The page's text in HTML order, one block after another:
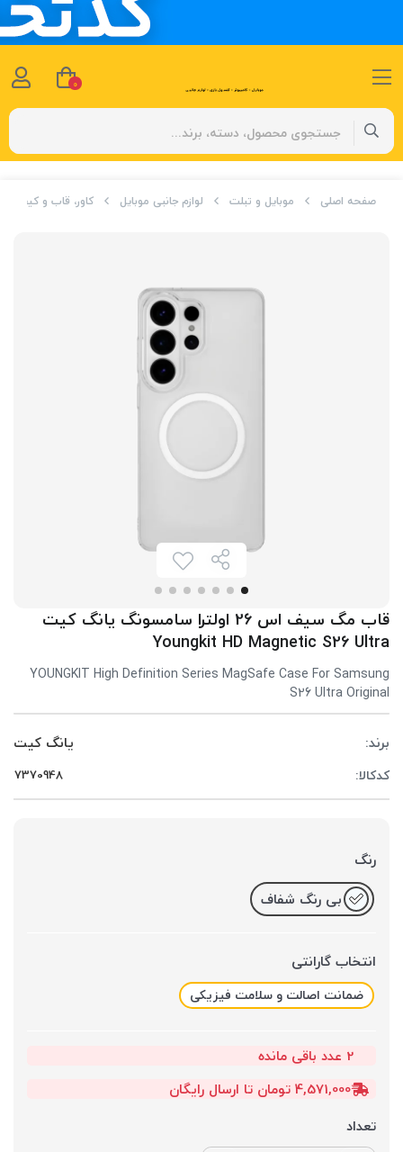
صفحه اصلی موبایل و تبلت لوازم جانبی موبایل کاور، قاب و کیف
قاب مگ سیف اس 26 اولترا سامسونگ یانگ کیت
Youngkit HD Magnetic S26 Ultra
YOUNGKIT High Definition Series MagSafe Case For Samsung
S26 Ultra Original
برند: یانگ کیت
کدکالا:
رنگ
بی رنگ شفاف
انتخاب گارانتی
ضمانت اصالت و سلامت فیزیکی
2 عدد باقی مانده
4,571,000 تومان تا ارسال رایگان
تعداد
0